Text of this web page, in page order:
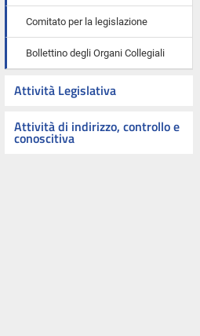
Comitato per la legislazione
Bollettino degli Organi Collegiali
Attività Legislativa
Attività di indirizzo, controllo e
conoscitiva